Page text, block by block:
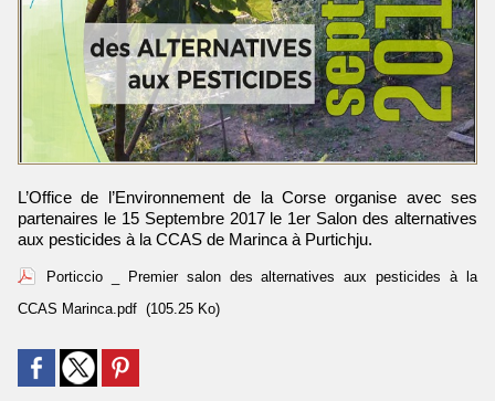
L’Office de l’Environnement de la Corse organise avec ses
partenaires le 15 Septembre 2017 le 1er Salon des alternatives
aux pesticides à la CCAS de Marinca à Purtichju.
Porticcio _ Premier salon des alternatives aux pesticides à la
CCAS Marinca.pdf (105.25 Ko)